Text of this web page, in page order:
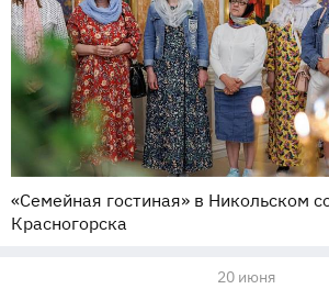
«Семейная гостиная» в Никольском
Красногорска
20 июня